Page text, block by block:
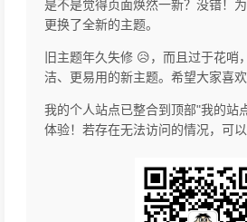
是不是觉得页面焕然一新？没错！
更换了全新的主题。
旧主题年久失修 😥，而且过于花哨
洁、更易用的新主题。希望大家喜欢
我的个人站点已整合到顶部"我的站
体验！若存在无法访问的情况，可